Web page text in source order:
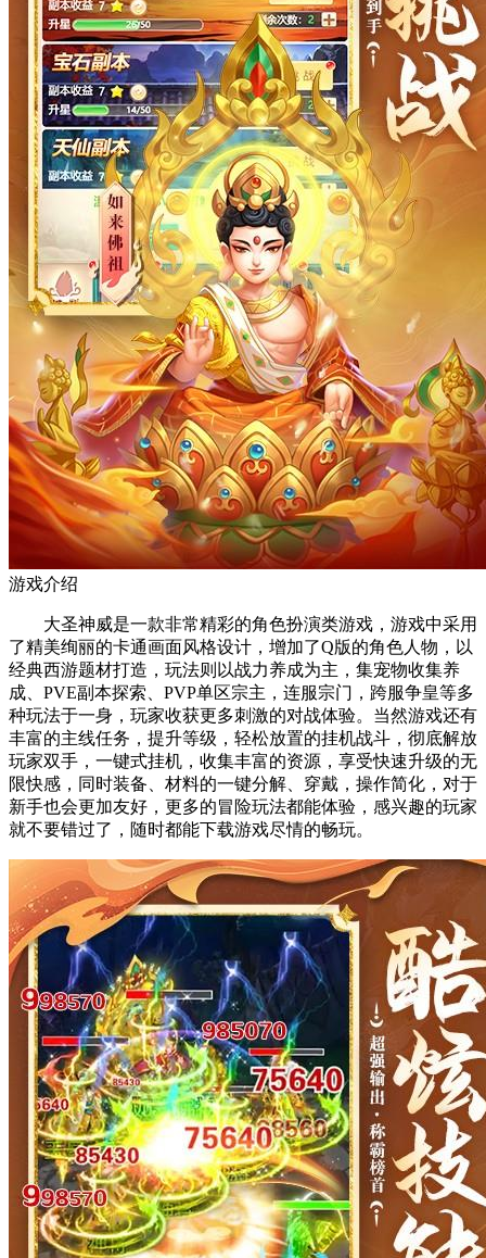
游戏介绍
大圣神威是一款非常精彩的角色扮演类游戏，游戏中采用
了精美绚丽的卡通画面风格设计，增加了Q版的角色人物，以
经典西游题材打造，玩法则以战力养成为主，集宠物收集养
成、PVE副本探索、PVP单区宗主，连服宗门，跨服争皇等多
种玩法于一身，玩家收获更多刺激的对战体验。当然游戏还有
丰富的主线任务，提升等级，轻松放置的挂机战斗，彻底解放
玩家双手，一键式挂机，收集丰富的资源，享受快速升级的无
限快感，同时装备、材料的一键分解、穿戴，操作简化，对于
新手也会更加友好，更多的冒险玩法都能体验，感兴趣的玩家
就不要错过了，随时都能下载游戏尽情的畅玩。